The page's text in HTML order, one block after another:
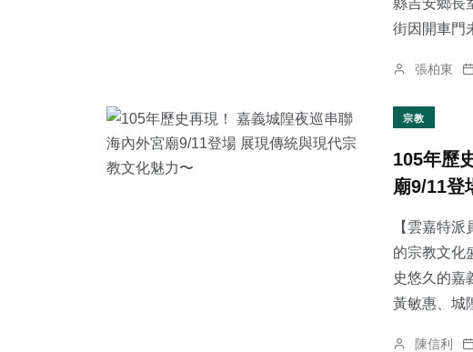
街因開車門
張柏東
宗教
105年歷
廟9/11登
【雲嘉特
的宗教文化
史悠久的嘉
黃敏惠、城
陳信利
720+
2